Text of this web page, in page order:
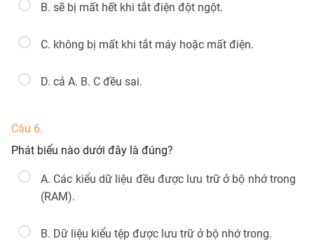
B. sẽ bị mất hết khi tắt điện đột ngột.
C. không bị mất khi tắt máy hoặc mất điện.
D. cả A. B. C đều sai.
Câu 6.
Phát biểu nào dưới đây là đúng?
A. Các kiểu dữ liệu đều được lưu trữ ở bộ nhớ trong
(RAM).
B. Dữ liệu kiểu tệp được lưu trữ ở bộ nhớ trong.